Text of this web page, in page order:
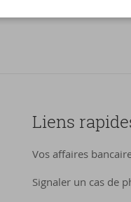
Liens
Vos affaires
Signaler un cas de